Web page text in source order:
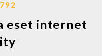
eset internet